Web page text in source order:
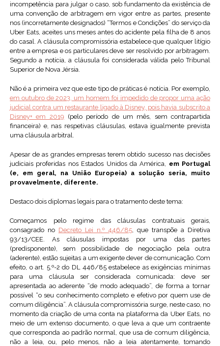
incompetência para julgar o caso, sob fundamento da existência de
uma convenção de arbitragem em vigor entre as partes, presente
nos (incorretamente designados) “Termos e Condições” do serviço da
Uber Eats, aceites uns meses antes do acidente pela filha de 8 anos
do casal. A cláusula compromissória estabelece que qualquer litígio
entre a empresa e os particulares deve ser resolvido por arbitragem.
Segundo a notícia, a cláusula foi considerada válida pelo Tribunal
Superior de Nova Jérsia.
Não é a primeira vez que este tipo de práticas é notícia. Por exemplo,
em outubro de 2023, um homem foi impedido de propor uma ação
judicial contra um restaurante ligado à Disney, pois havia subscrito a
Disney+ em 2019 (pelo período de um mês, sem contrapartida
financeira) e, nas respetivas cláusulas, estava igualmente prevista
uma cláusula arbitral.
Apesar de as grandes empresas terem obtido sucesso nas decisões
judiciais proferidas nos Estados Unidos da América, em Portugal
(e, em geral, na União Europeia) a solução seria, muito
provavelmente, diferente.
Destaco dois diplomas legais para o tratamento deste tema:
Começamos pelo regime das cláusulas contratuais gerais,
consagrado no Decreto Lei n.º 446/85, que transpõe a Diretiva
93/13/CEE. As cláusulas impostas por uma das partes
(predisponente), sem possibilidade de negociação pela outra
(aderente), estão sujeitas a um exigente dever de comunicação. Com
efeito, o art. 5.º-2 do DL 446/85 estabelece as exigências mínimas
para uma cláusula ser considerada comunicada: deve ser
apresentada ao aderente “de modo adequado”, de forma a tornar
possível “o seu conhecimento completo e efetivo por quem use de
comum diligência”. A cláusula compromissória surge, neste caso, no
momento da criação de uma conta na plataforma da Uber Eats, no
meio de um extenso documento, o que leva a que um contraente
que corresponda ao padrão normal, que usa de comum diligência,
não a leia, ou, pelo menos, não a leia atentamente, tomando